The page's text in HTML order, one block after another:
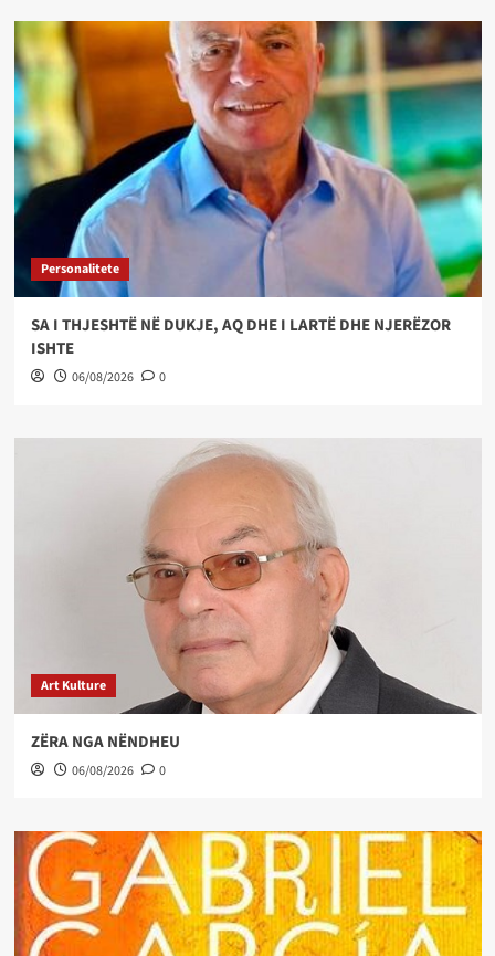
Personalitete
SA I THJESHTË NË DUKJE, AQ DHE I LARTË DHE NJERËZOR
ISHTE
06/08/2026 0
Art Kulture
ZËRA NGA NËNDHEU
06/08/2026 0